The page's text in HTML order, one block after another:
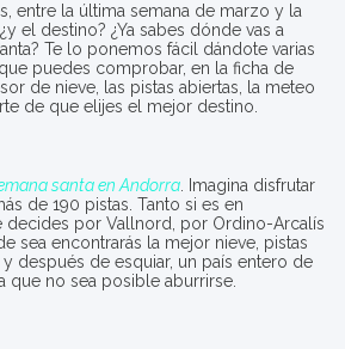
entre la última semana de marzo y la
el destino? ¿Ya sabes dónde vas a
Te lo ponemos fácil dándote varias
puedes comprobar, en la ficha de
de nieve, las pistas abiertas, la meteo
de que elijes el mejor destino.
santa en Andorra . Imagina disfrutar
de 190 pistas. Tanto si es en
decides por Vallnord, por Ordino-Arcalís
sea encontrarás la mejor nieve, pistas
después de esquiar, un país entero de
que no sea posible aburrirse.